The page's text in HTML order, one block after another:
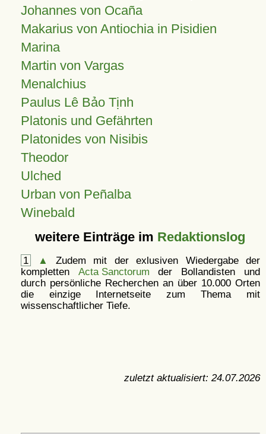
Johannes von Ocaña
Makarius von Antiochia in Pisidien
Marina
Martin von Vargas
Menalchius
Paulus Lê Bảo Tịnh
Platonis und Gefährten
Platonides von Nisibis
Theodor
Ulched
Urban von Peñalba
Winebald
weitere Einträge im Redaktionslog
1 ▲
Zudem mit der exlusiven Wiedergabe der
kompletten Acta Sanctorum der Bollandisten und
durch persönliche Recherchen an über 10.000 Orten
die einzige Internetseite zum Thema mit
wissenschaftlicher Tiefe.
zuletzt aktualisiert: 24.07.2026